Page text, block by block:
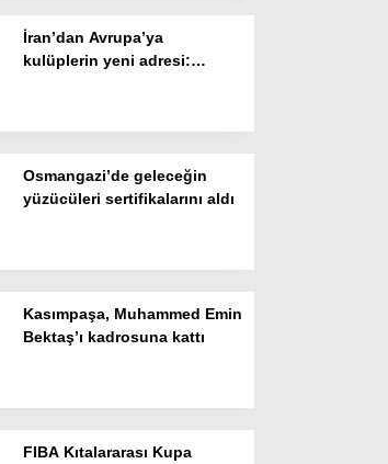
Hava Durumu
Teknoloji
Gizlilik Politikası
İran’dan Avrupa’ya
kulüplerin yeni adresi:
Osmangazi’de geleceğin
yüzücüleri sertifikalarını aldı
Kasımpaşa, Muhammed Emin
Bektaş’ı kadrosuna kattı
FIBA Kıtalararası Kupa